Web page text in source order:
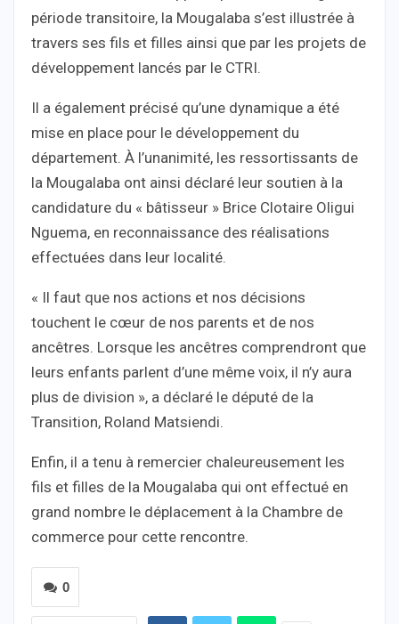
période transitoire, la Mougalaba s’est illustrée à
travers ses fils et filles ainsi que par les projets de
développement lancés par le CTRI.
Il a également précisé qu’une dynamique a été
mise en place pour le développement du
département. À l’unanimité, les ressortissants de
la Mougalaba ont ainsi déclaré leur soutien à la
candidature du « bâtisseur » Brice Clotaire Oligui
Nguema, en reconnaissance des réalisations
effectuées dans leur localité.
« Il faut que nos actions et nos décisions
touchent le cœur de nos parents et de nos
ancêtres. Lorsque les ancêtres comprendront que
leurs enfants parlent d’une même voix, il n’y aura
plus de division », a déclaré le député de la
Transition, Roland Matsiendi.
Enfin, il a tenu à remercier chaleureusement les
fils et filles de la Mougalaba qui ont effectué en
grand nombre le déplacement à la Chambre de
commerce pour cette rencontre.
0